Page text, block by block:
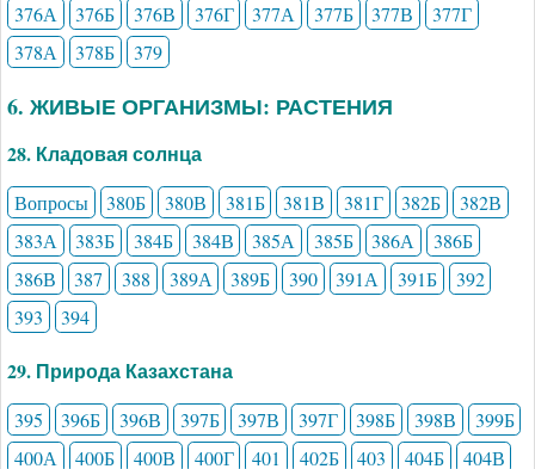
376А
376Б 376В 376Г 377А 377Б 377В
377Г
378А
378Б 379
6. ЖИВЫЕ ОРГАНИЗМЫ: РАСТЕНИЯ
28. Кладовая солнца
Вопросы 380Б 380В 381Б 381В 381Г 382Б
382В
383А
383Б 384Б 384В 385А 385Б 386А
386Б
386В
387 388 389А 389Б 390 391А 391Б
392
393
394
29. Природа Казахстана
395 396Б 396В 397Б 397В 397Г 398Б 398В
399Б
400А
400Б 400В 400Г 401 402Б 403 404Б 404В